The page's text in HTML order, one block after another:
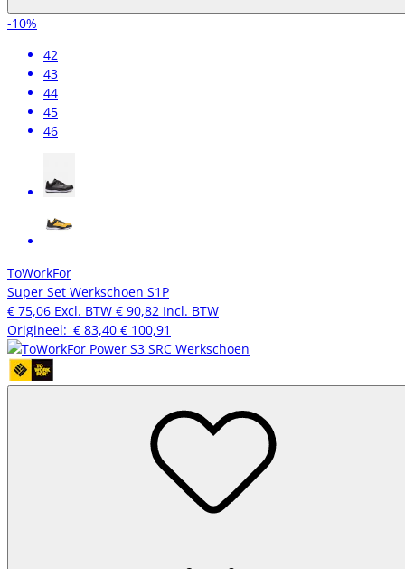
-10%
42
43
44
45
46
ToWorkFor
Super Set Werkschoen S1P
€ 75,06 Excl. BTW € 90,82 Incl. BTW
Origineel: € 83,40 € 100,91